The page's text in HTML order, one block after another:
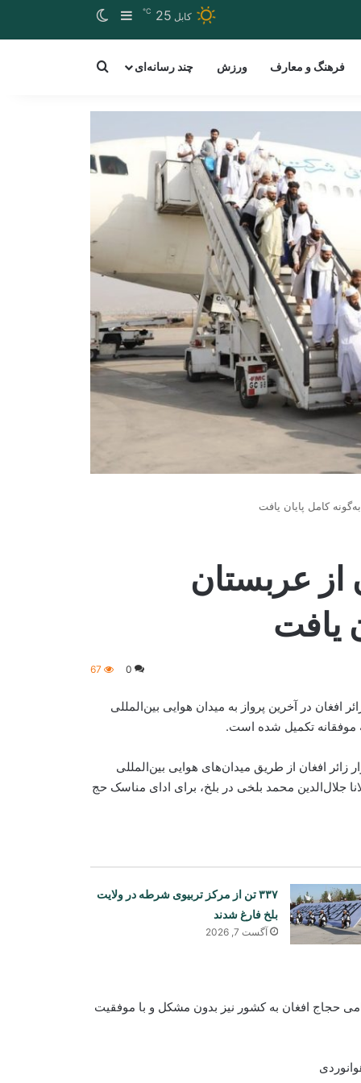
کابل 25
℃
Sidebar
فرهنگ و معارف ورزش چند رسانه‌ای for a word
کامل پایان یافت
از عربستان
یافت
0
67
ترانسپورت و هوانوردی اعلام کرده است که با بازگشت ۲۵۲ زائر افغان در آخرین پرواز به میدان هوایی بین‌المللی
موفقانه تکمیل شده است.
خبرنامه این وزارت، در موسم حج سال جاری، حدود ۳۰ هزار زائر افغان از طریق میدان‌های هوایی بین‌المللی
جلال‌الدین محمد بلخی در بلخ، برای ادای مناسک حج
۳۳۷ تن از مرکز تربیوی شرطه در ولایت
بلخ فارغ شدند
آگست 7, 2026
حجاج افغان به کشور نیز بدون مشکل و با موفقیت
افغانستان و آذربایجان درباره همکاری‌های
محیط زیستی گفت‌وگو کردند